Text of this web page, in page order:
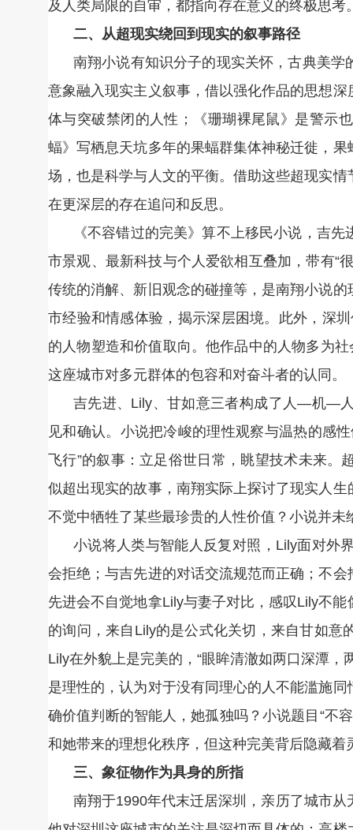
及人类局限的自审，都指向存在意义的终极思考
二、从超现实绕回到现实的叙事路径
南翔小说有知识分子的现实关怀，古典美
意象融入现实主义叙事，借以强化作品的思想
体与突破禁闭的人性；《珊瑚裸尾鼠》是警示
蝠》写栖息天坑多年的果蝠群集体神秘迁徙，
场，也是科学与人文的平衡。借助这些超现实
在更深层的存在追问和反思。
《不容错过的完美》算不上移民小说，吉
市景观、最新科技与个人爱欲相互叠加，带有“
传统的消解、新旧观念的碰撞等，是南翔小说
市经验和情感体验，揭示深层困境。此外，深
的人物塑造和价值取向。他作品中的人物多为
这座城市对多元群体的包容和对奋斗者的认同。
吉先进、Lily、甘如意三者构成了人—机—
见和确认。小说把冷峻的理性观察与温热的感
飞行”的叙事：立足俗世日常，眺望技术未来
似超出现实的故事，南翔实际上探讨了现实人
不觉中牺牲了某些最珍贵的人性价值？小说并
小说将人类与智能人反复对照，Lily面对外
会拒绝；与吉先进的对话交流规范而正确；不
先进会不自觉地拿Lily与妻子对比，感叹Lily不
的询问，来自Lily的是公式化关切，来自甘如
Lily在外貌上是完美的，“眼眸清澈如两口深潭
是理性的，认为对于没有同理心的人不能滥施
确价值判断的智能人，她孤独吗？小说题目“不
和她带来的理想化秩序，但这种完美背后隐藏
三、象征物作为具身的所指
南翔于1990年代末迁居深圳，亲历了城市